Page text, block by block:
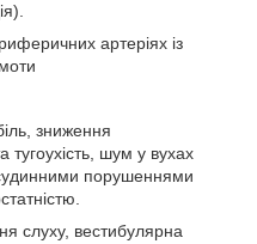
артеріях із
зниження
тугоухість, шум у вухах
порушеннями
слуху, вестибулярна